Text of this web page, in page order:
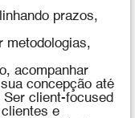
prazos,
metodologias,
acompanhar
concepção até
client-focused
e